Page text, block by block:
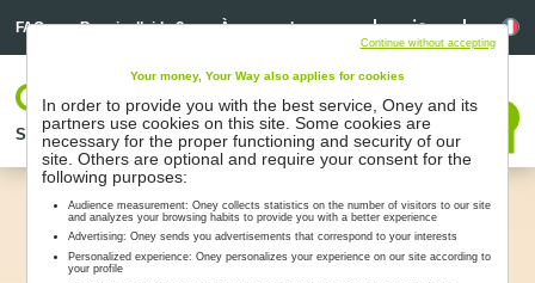
FAQ Besoin d’aide ? À propos de nous Linkedin
Linkedin
Solutions Nos partenaires Accompagnement Ressources
Votre espace
Nous contacter
Your money, Your Way also applies for cookies
In order to provide you with the best service, Oney and its
partners use cookies on this site. Some cookies are
necessary for the proper functioning and security of our
site. Others are optional and require your consent for the
following purposes:
Audience measurement: Oney collects statistics on the number of visitors to our site
and analyzes your browsing habits to provide you with a better experience
Advertising: Oney sends you advertisements that correspond to your interests
Personalized experience: Oney personalizes your experience on our site according to
your profile
Continue without accepting